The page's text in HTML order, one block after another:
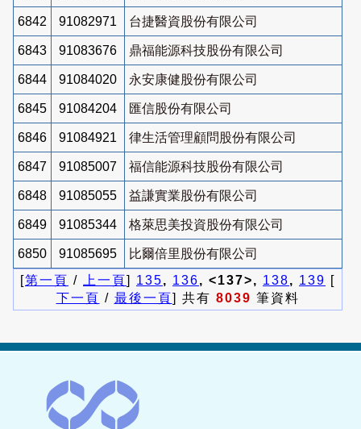
6842 91082971 台捷醫資股份有限公司
6843 91083676 鼎福能源科技股份有限公司
6844 91084020 永安康健股份有限公司
6845 91084204 匯信股份有限公司
6846 91084921 律生活管理顧問股份有限公司
6847 91085007 福信能源科技股份有限公司
6848 91085055 益謙實業股份有限公司
6849 91085344 格萊思美投資股份有限公司
6850 91085695
比爾倍里股份有限公司
[第一頁 / 上一頁] 135, 136, <137>, 138, 139 [
下一頁 / 最後一頁] 共有 8039 筆資料